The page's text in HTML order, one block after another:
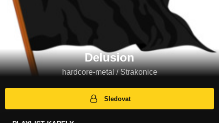
Delusion
hardcore-metal / Strakonice
Sledovat